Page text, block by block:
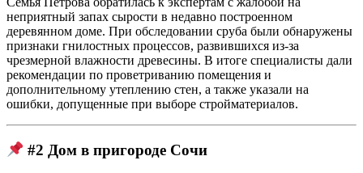
неприятный запах сырости в недавно построенном
деревянном доме. При обследовании сруба были обнаружены
признаки гнилостных процессов, развившихся из-за
чрезмерной влажности древесины. В итоге специалисты дали
рекомендации по проветриванию помещения и
дополнительному утеплению стен, а также указали на
ошибки, допущенные при выборе стройматериалов.
#2 Дом в пригороде Сочи